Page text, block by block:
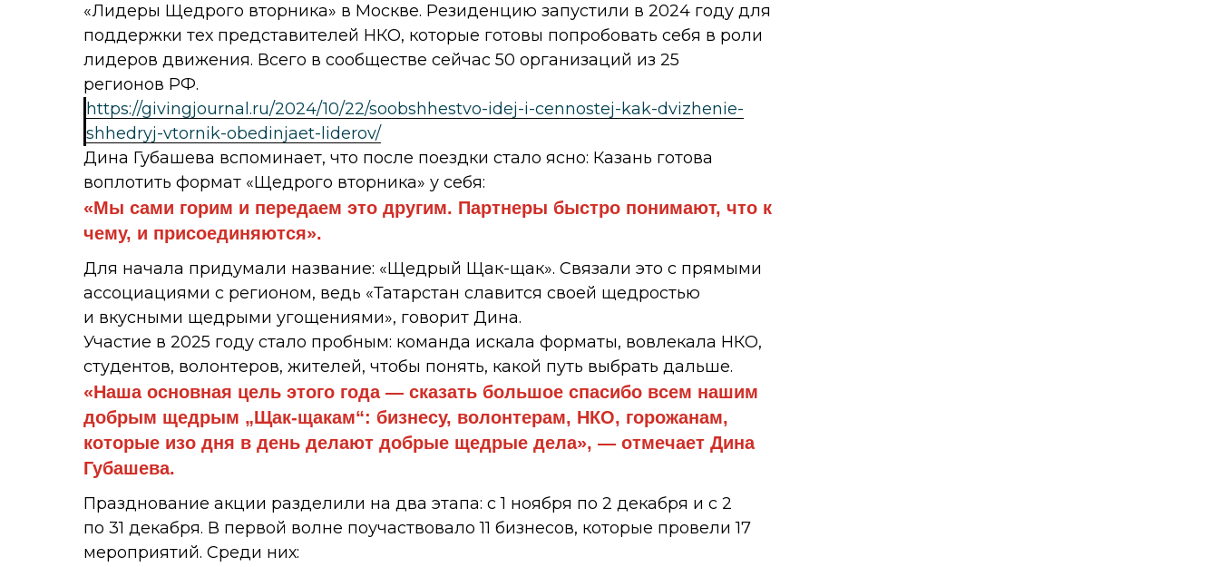
«Лидеры Щедрого вторника» в Москве. Резиденцию запустили в 2024 году для
поддержки тех представителей НКО, которые готовы попробовать себя в роли
лидеров движения. Всего в сообществе сейчас 50 организаций из 25
регионов РФ.
https://givingjournal.ru/2024/10/22/soobshhestvo-idej-i-cennostej-kak-dvizhenie-
shhedryj-vtornik-obedinjaet-liderov/
Дина Губашева вспоминает, что после поездки стало ясно: Казань готова
воплотить формат «Щедрого вторника» у себя:
«Мы сами горим и передаем это другим. Партнеры быстро понимают, что к
чему, и присоединяются».
Для начала придумали название: «Щедрый Щак-щак». Связали это с прямыми
ассоциациями с регионом, ведь «Татарстан славится своей щедростью
и вкусными щедрыми угощениями», говорит Дина.
Участие в 2025 году стало пробным: команда искала форматы, вовлекала НКО,
студентов, волонтеров, жителей, чтобы понять, какой путь выбрать дальше.
«Наша основная цель этого года — сказать большое спасибо всем нашим
добрым щедрым „Щак-щакам“: бизнесу, волонтерам, НКО, горожанам,
которые изо дня в день делают добрые щедрые дела», — отмечает Дина
Губашева.
Празднование акции разделили на два этапа: с 1 ноября по 2 декабря и с 2
по 31 декабря. В первой волне поучаствовало 11 бизнесов, которые провели 17
мероприятий. Среди них: